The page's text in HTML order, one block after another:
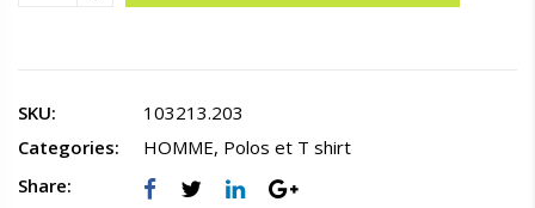
SKU:
103213.203
Categories:
HOMME, Polos et T shirt
Share: